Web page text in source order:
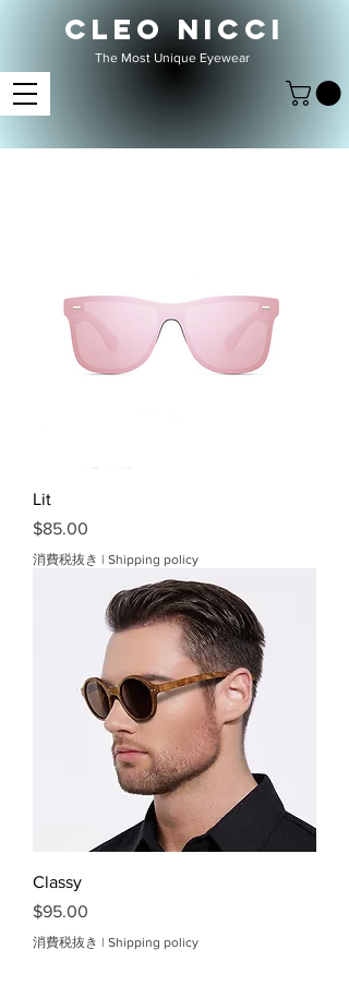
CLEO NICCI
The Most Unique Eyewear
Lit
価格
$85.00
消費税抜き | Shipping policy
Classy
価格
$95.00
消費税抜き | Shipping policy